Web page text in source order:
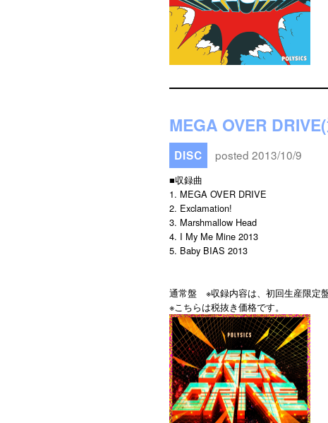
MEGA OVER
DISC posted 2013/10/9
■収録曲
1. MEGA OVER DRIVE
2. Exclamation!
3. Marshmallow Head
4. I My Me Mine 2013
5. Baby BIAS 2013
通常盤 ※収録内容は、初回生産限定
※こちらは税抜き価格です。